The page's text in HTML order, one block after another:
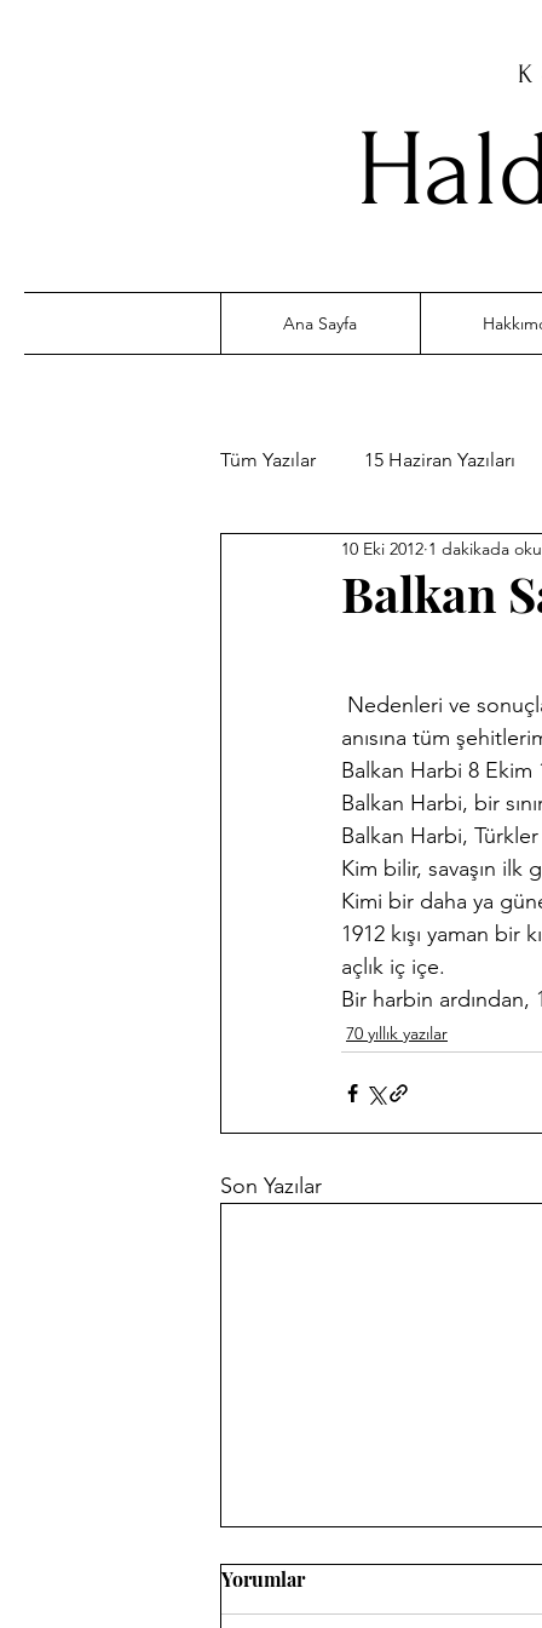
Ana Sayfa
Tüm Yazılar 15 Haziran Yazıları
Ankara Kent Heykelleri
Haber Akis Yazıları Harf
Memleket Hastaneleri
Sergilerim Tarihi
Balkan
10 Eki 2012 1 dakikada
anısına tüm
Balkan Harbi 8 Ekim
Balkan Harbi, bir
Balkan Harbi,
Kim bilir, savaşın
Kimi bir daha ya
1912 kışı yaman bir
açlık iç içe.
Bir harbin ardından,
70 yıllık yazılar
Son Yazılar
Yorumlar